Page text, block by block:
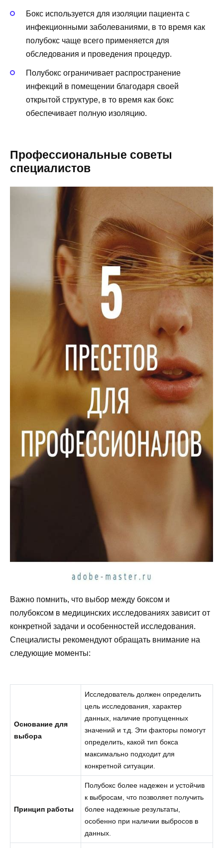
Бокс используется для изоляции пациента с
инфекционными заболеваниями, в то время как
полубокс чаще всего применяется для
обследования и проведения процедур.
Полубокс ограничивает распространение
инфекций в помещении благодаря своей
открытой структуре, в то время как бокс
обеспечивает полную изоляцию.
Профессиональные советы
специалистов
Важно помнить, что выбор между боксом и
полубоксом в медицинских исследованиях зависит от
конкретной задачи и особенностей исследования.
Специалисты рекомендуют обращать внимание на
следующие моменты:
Основание для
выбора
Исследователь должен определить
цель исследования, характер
данных, наличие пропущенных
значений и т.д. Эти факторы помогут
определить, какой тип бокса
максимально подходит для
конкретной ситуации.
Принцип работы
Полубокс более надежен и устойчив
к выбросам, что позволяет получить
более надежные результаты,
особенно при наличии выбросов в
данных.